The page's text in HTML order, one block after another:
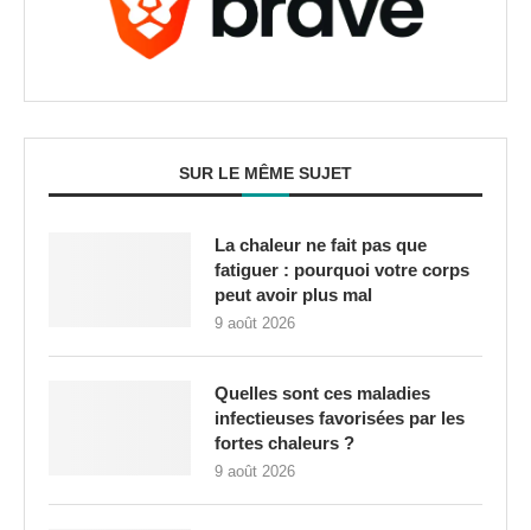
SUR LE MÊME SUJET
La chaleur ne fait pas que
fatiguer : pourquoi votre corps
peut avoir plus mal
9 août 2026
Quelles sont ces maladies
infectieuses favorisées par les
fortes chaleurs ?
9 août 2026